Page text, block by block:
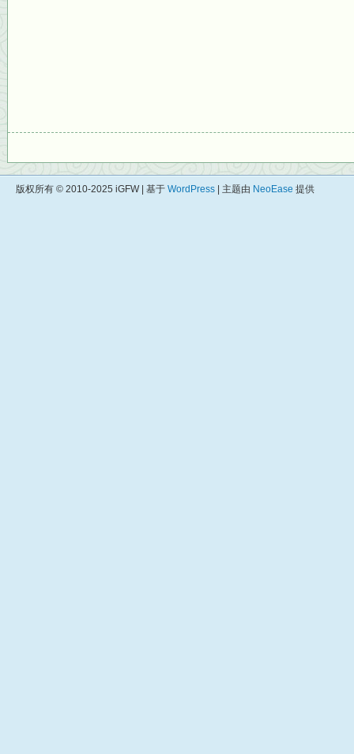
版权所有 © 2010-2025 iGFW | 基于 WordPress | 主题由 NeoEase 提供